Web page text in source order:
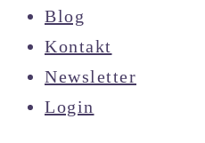
Blog
Kontakt
Newsletter
Login